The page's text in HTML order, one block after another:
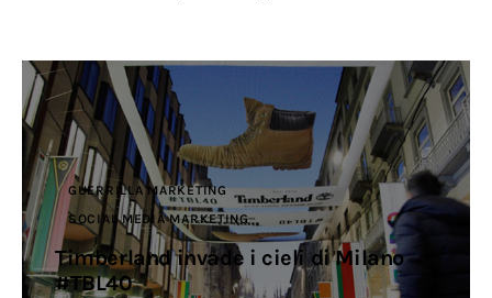
GUERRILLA MARKETING
SOCIAL MEDIA MARKETING
Timberland invade i cieli di Milano
#TBL40